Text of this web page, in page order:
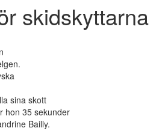
skidskyttarna
sina skott
hon 35 sekunder
Bailly.